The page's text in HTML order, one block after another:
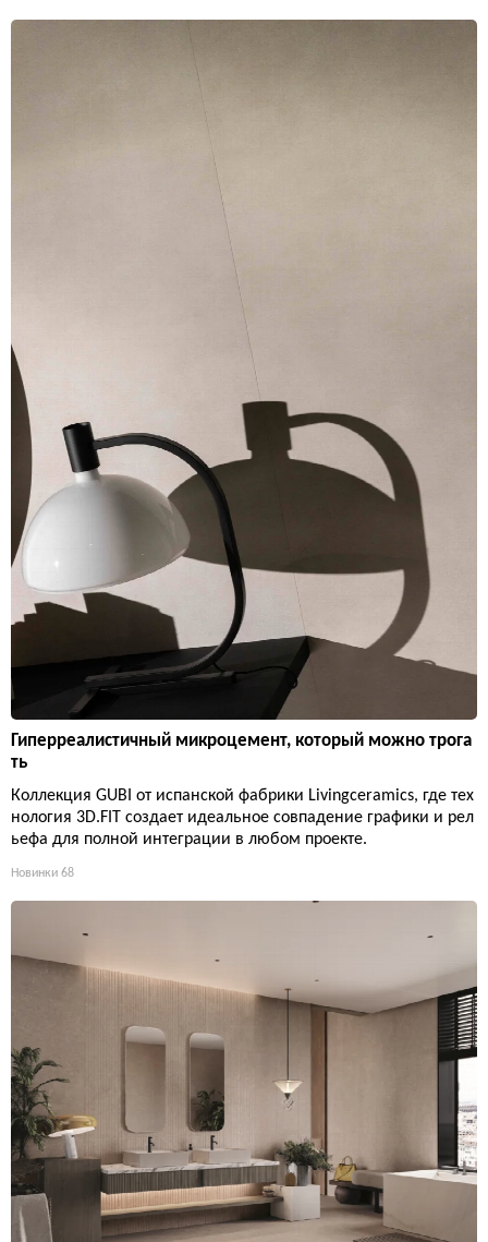
Гиперреалистичный микроцемент, который можно трога
ть
Коллекция GUBI от испанской фабрики Livingceramics, где тех
нология 3D.FIT создает идеальное совпадение графики и рел
ьефа для полной интеграции в любом проекте.
Новинки 68